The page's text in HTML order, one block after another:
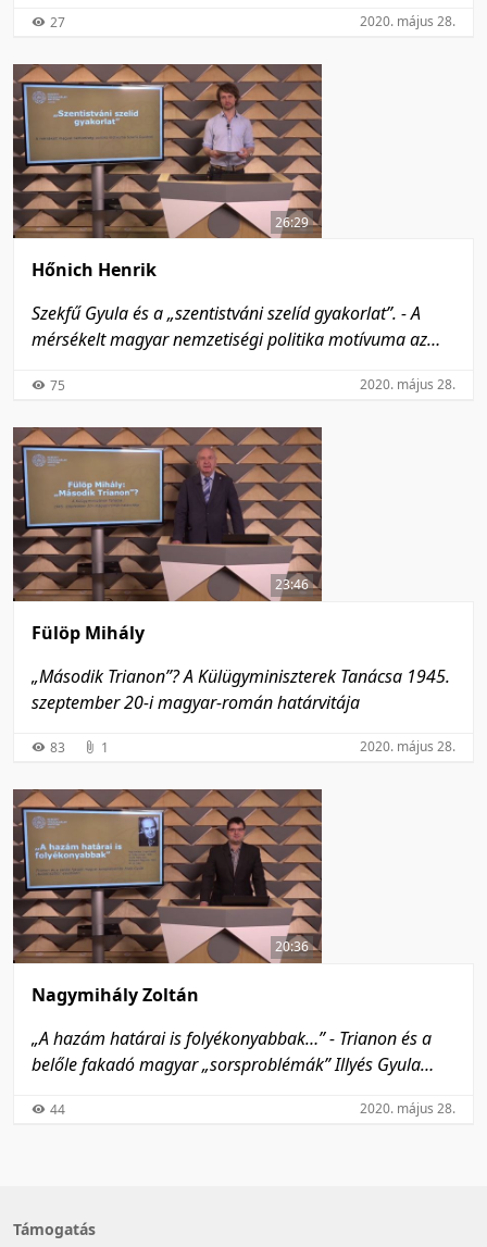
27 2020. május 28.
26:29
Hőnich Henrik
Szekfű Gyula és a „szentistváni szelíd gyakorlat”. - A
mérsékelt magyar nemzetiségi politika motívuma az
narratívájában
75 2020. május 28.
23:46
Fülöp Mihály
„Második Trianon”? A Külügyminiszterek Tanácsa 1945.
szeptember 20-i magyar-román határvitája
83 1 2020. május 28.
20:36
Nagymihály Zoltán
„A hazám határai is folyékonyabbak…” - Trianon és a
belőle fakadó magyar „sorsproblémák” Illyés Gyula
44 2020. május 28.
Támogatás